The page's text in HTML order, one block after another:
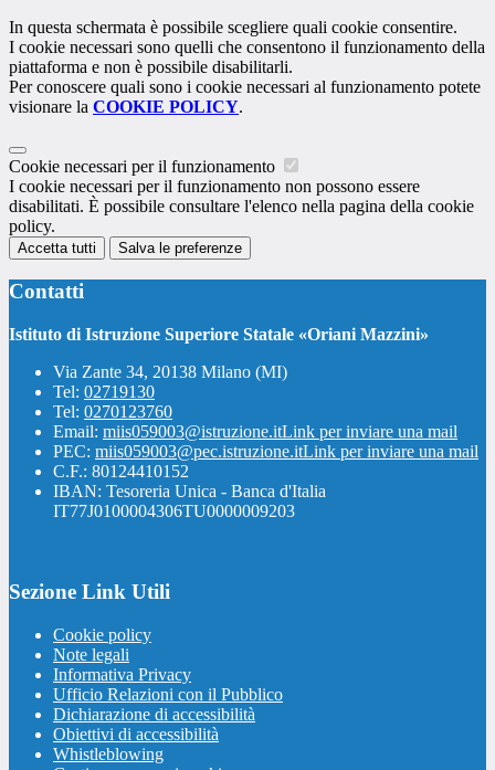
In questa schermata è possibile scegliere quali cookie consentire.
I cookie necessari sono quelli che consentono il funzionamento della
piattaforma e non è possibile disabilitarli.
Per conoscere quali sono i cookie necessari al funzionamento potete
visionare la COOKIE POLICY.
Cookie necessari per il funzionamento
I cookie necessari per il funzionamento non possono essere
disabilitati. È possibile consultare l'elenco nella pagina della cookie
policy.
Accetta tutti Salva le preferenze
Contatti
Istituto di Istruzione Superiore Statale «Oriani Mazzini»
Via Zante 34, 20138 Milano (MI)
Tel: 02719130
Tel: 0270123760
Email: miis059003@istruzione.itLink per inviare una mail
PEC: miis059003@pec.istruzione.itLink per inviare una mail
C.F.: 80124410152
IBAN: Tesoreria Unica - Banca d'Italia
IT77J0100004306TU0000009203
Sezione Link Utili
Cookie policy
Note legali
Informativa Privacy
Ufficio Relazioni con il Pubblico
Dichiarazione di accessibilità
Obiettivi di accessibilità
Whistleblowing